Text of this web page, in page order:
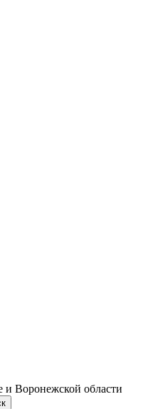
и Воронежской области